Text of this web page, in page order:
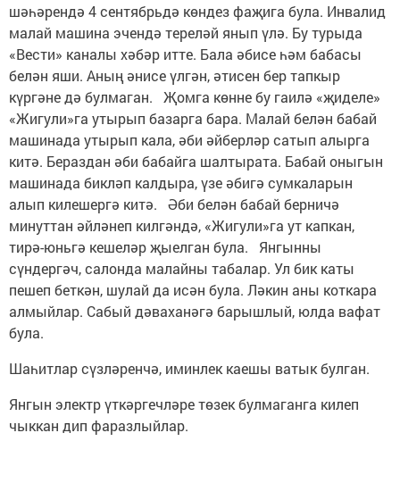
шәһәрендә 4 сентябрьдә көндез фаҗига була. Инвалид
малай машина эчендә тереләй янып үлә. Бу турыда
«Вести» каналы хәбәр итте. Бала әбисе һәм бабасы
белән яши. Аның әнисе үлгән, әтисен бер тапкыр
күргәне дә булмаган. Җомга көнне бу гаилә «җиделе»
«Жигули»га утырып базарга бара. Малай белән бабай
машинада утырып кала, әби әйберләр сатып алырга
китә. Бераздан әби бабайга шалтырата. Бабай оныгын
машинада бикләп калдыра, үзе әбигә сумкаларын
алып килешергә китә. Әби белән бабай берничә
минуттан әйләнеп килгәндә, «Жигули»га ут капкан,
тирә-юньгә кешеләр җыелган була. Янгынны
сүндергәч, салонда малайны табалар. Ул бик каты
пешеп беткән, шулай да исән була. Ләкин аны коткара
алмыйлар. Сабый дәваханәгә барышлый, юлда вафат
була.
Шаһитлар сүзләренчә, иминлек каешы ватык булган.
Янгын электр үткәргечләре төзек булмаганга килеп
чыккан дип фаразлыйлар.